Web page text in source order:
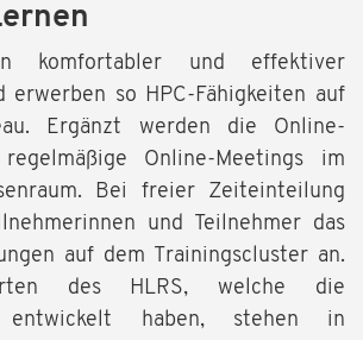
komfortabler und effektiver
erwerben so HPC-Fähigkeiten auf
Ergänzt werden die Online-
Online-Meetings im
Bei freier Zeiteinteilung
und Teilnehmer das
auf dem Trainingscluster an.
des HLRS, welche die
entwickelt haben, stehen in